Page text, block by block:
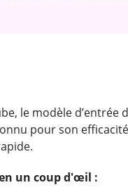
le modèle d’entrée
pour son
un coup d'œil :